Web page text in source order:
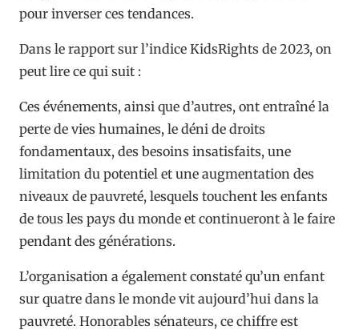
pour inverser ces tendances.
Dans le rapport sur l’indice KidsRights de 2023, on
peut lire ce qui suit :
Ces événements, ainsi que d’autres, ont entraîné la
perte de vies humaines, le déni de droits
fondamentaux, des besoins insatisfaits, une
limitation du potentiel et une augmentation des
niveaux de pauvreté, lesquels touchent les enfants
de tous les pays du monde et continueront à le faire
pendant des générations.
L’organisation a également constaté qu’un enfant
sur quatre dans le monde vit aujourd’hui dans la
pauvreté. Honorables sénateurs, ce chiffre est